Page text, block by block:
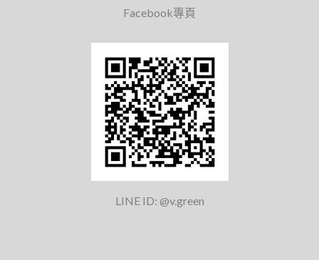
Facebook專頁
LINE ID: @v.green